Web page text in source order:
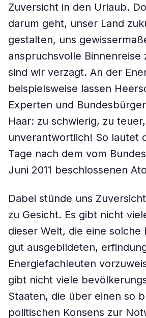
Zuversicht in den Urlaub.
darum geht, unser Land
gestalten, uns
anspruchsvolle Binnenreise
sind wir verzagt. An der
beispielsweise lassen
Experten und
Haar: zu schwierig, zu
unverantwortlich! So lautet
Tage nach dem vom
Juni 2011 beschlossenen
Dabei stünde uns
zu Gesicht. Es gibt nicht
dieser Welt, die eine solche
gut ausgebildeten,
Energiefachleuten
gibt nicht viele
Staaten, die über einen so
politischen Konsens zur